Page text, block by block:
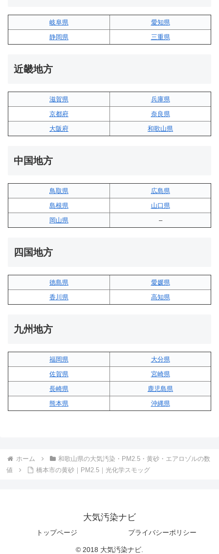
岐阜県
愛知県
静岡県
三重県
近畿地方
滋賀県
兵庫県
京都府
奈良県
大阪府
和歌山県
中国地方
鳥取県
広島県
島根県
山口県
岡山県
–
四国地方
徳島県
愛媛県
香川県
高知県
九州地方
福岡県
大分県
佐賀県
宮崎県
長崎県
鹿児島県
熊本県
沖縄県
ホーム
和歌山県の大気汚染・PM2.5・黄砂・エアロゾルの数
値
橋本市の黄砂｜PM2.5｜光化学スモッグ
大気汚染ナビ
トップページ プライバシーポリシー
© 2018 大気汚染ナビ.